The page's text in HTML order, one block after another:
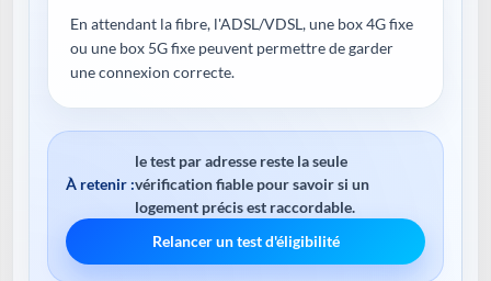
En attendant la fibre, l'ADSL/VDSL, une box 4G fixe
ou une box 5G fixe peuvent permettre de garder
une connexion correcte.
À retenir :
le test par adresse reste la seule
vérification fiable pour savoir si un
logement précis est raccordable.
Relancer un test d'éligibilité